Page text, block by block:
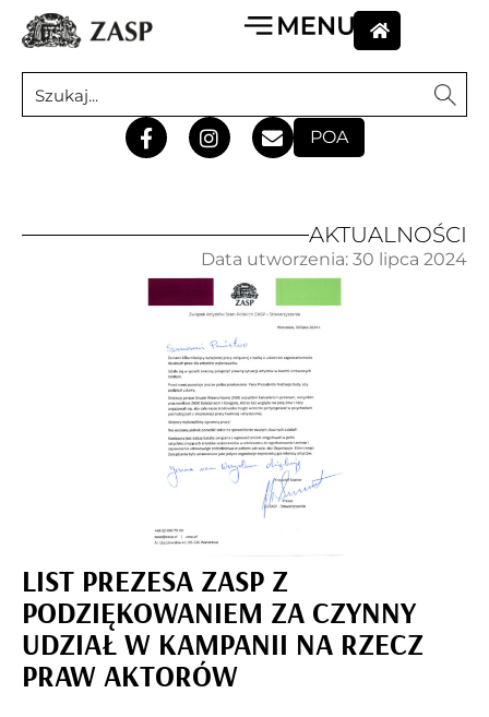
POA
AKTUALNOŚCI
LIST PREZESA ZASP Z
PODZIĘKOWANIEM ZA CZYNNY
UDZIAŁ W KAMPANII NA RZECZ
PRAW AKTORÓW
Data utworzenia: 30 lipca 2024